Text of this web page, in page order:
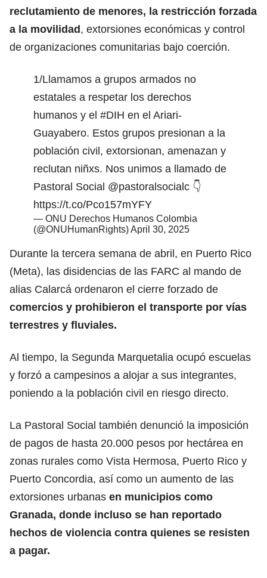
reclutamiento de menores, la restricción forzada
a la movilidad, extorsiones económicas y control
de organizaciones comunitarias bajo coerción.
1/Llamamos a grupos armados no
estatales a respetar los derechos
humanos y el #DIH en el Ariari-
Guayabero. Estos grupos presionan a la
población civil, extorsionan, amenazan y
reclutan niñxs. Nos unimos a llamado de
Pastoral Social @pastoralsocialc 👇
https://t.co/Pco157mYFY
— ONU Derechos Humanos Colombia
(@ONUHumanRights)April 30, 2025
Durante la tercera semana de abril, en Puerto Rico
(Meta), las disidencias de las FARC al mando de
alias Calarcá ordenaron el cierre forzado de
comercios y prohibieron el transporte por vías
terrestres y fluviales.
Al tiempo, la Segunda Marquetalia ocupó escuelas
y forzó a campesinos a alojar a sus integrantes,
poniendo a la población civil en riesgo directo.
La Pastoral Social también denunció la imposición
de pagos de hasta 20.000 pesos por hectárea en
zonas rurales como Vista Hermosa, Puerto Rico y
Puerto Concordia, así como un aumento de las
extorsiones urbanas en municipios como
Granada, donde incluso se han reportado
hechos de violencia contra quienes se resisten
a pagar.